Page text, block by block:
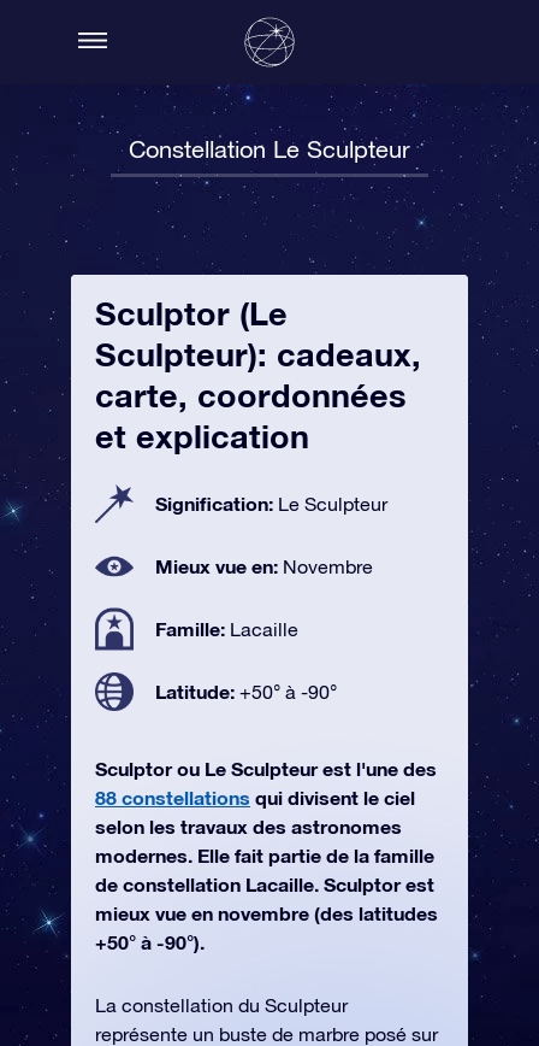
Constellation Le Sculpteur
Sculptor (Le
Sculpteur): cadeaux,
carte, coordonnées
et explication
Signification: Le Sculpteur
Mieux vue en: Novembre
Famille: Lacaille
Latitude: +50° à -90°
Sculptor ou Le Sculpteur est l'une des
88 constellations qui divisent le ciel
selon les travaux des astronomes
modernes. Elle fait partie de la famille
de constellation Lacaille. Sculptor est
mieux vue en novembre (des latitudes
+50° à -90°).
La constellation du Sculpteur
représente un buste de marbre posé sur